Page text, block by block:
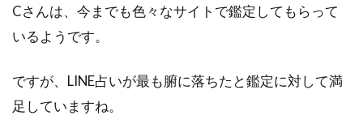
ょう
か
ん）
9
ま
Cさんは、今までも色々なサイトで鑑定してもらって
いるようです。
ですが、LINE占いが最も腑に落ちたと鑑定に対して満
足していますね。